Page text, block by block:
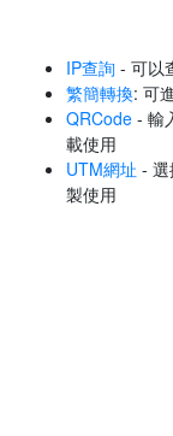
IP查詢 - 可以
繁簡轉換: 可
QRCode - 輸
載使用
UTM網址 -
製使用